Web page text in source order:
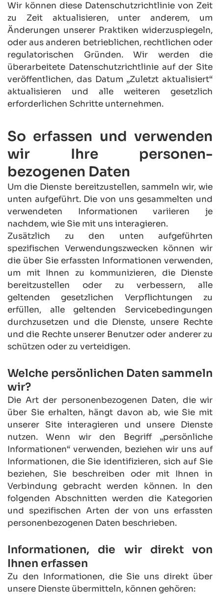
Wir können diese Datenschutzrichtlinie von Zeit
zu Zeit aktualisieren, unter anderem, um
Änderungen unserer Praktiken widerzuspiegeln,
oder aus anderen betrieblichen, rechtlichen oder
regulatorischen Gründen. Wir werden die
überarbeitete Datenschutzrichtlinie auf der Site
veröffentlichen, das Datum „Zuletzt aktualisiert“
aktualisieren und alle weiteren gesetzlich
erforderlichen Schritte unternehmen.
So erfassen und verwenden
wir Ihre personen-
bezogenen Daten
Um die Dienste bereitzustellen, sammeln wir, wie
unten aufgeführt. Die von uns gesammelten und
verwendeten Informationen variieren je
nachdem, wie Sie mit uns interagieren.
Zusätzlich zu den unten aufgeführten
spezifischen Verwendungszwecken können wir
die über Sie erfassten Informationen verwenden,
um mit Ihnen zu kommunizieren, die Dienste
bereitzustellen oder zu verbessern, alle
geltenden gesetzlichen Verpflichtungen zu
erfüllen, alle geltenden Servicebedingungen
durchzusetzen und die Dienste, unsere Rechte
und die Rechte unserer Benutzer oder anderer zu
schützen oder zu verteidigen.
Welche persönlichen Daten sammeln
wir?
Die Art der personenbezogenen Daten, die wir
über Sie erhalten, hängt davon ab, wie Sie mit
unserer Site interagieren und unsere Dienste
nutzen. Wenn wir den Begriff „persönliche
Informationen“ verwenden, beziehen wir uns auf
Informationen, die Sie identifizieren, sich auf Sie
beziehen, Sie beschreiben oder mit Ihnen in
Verbindung gebracht werden können. In den
folgenden Abschnitten werden die Kategorien
und spezifischen Arten der von uns erfassten
personenbezogenen Daten beschrieben.
Informationen, die wir direkt von
Ihnen erfassen
Zu den Informationen, die Sie uns direkt über
unsere Dienste übermitteln, können gehören: